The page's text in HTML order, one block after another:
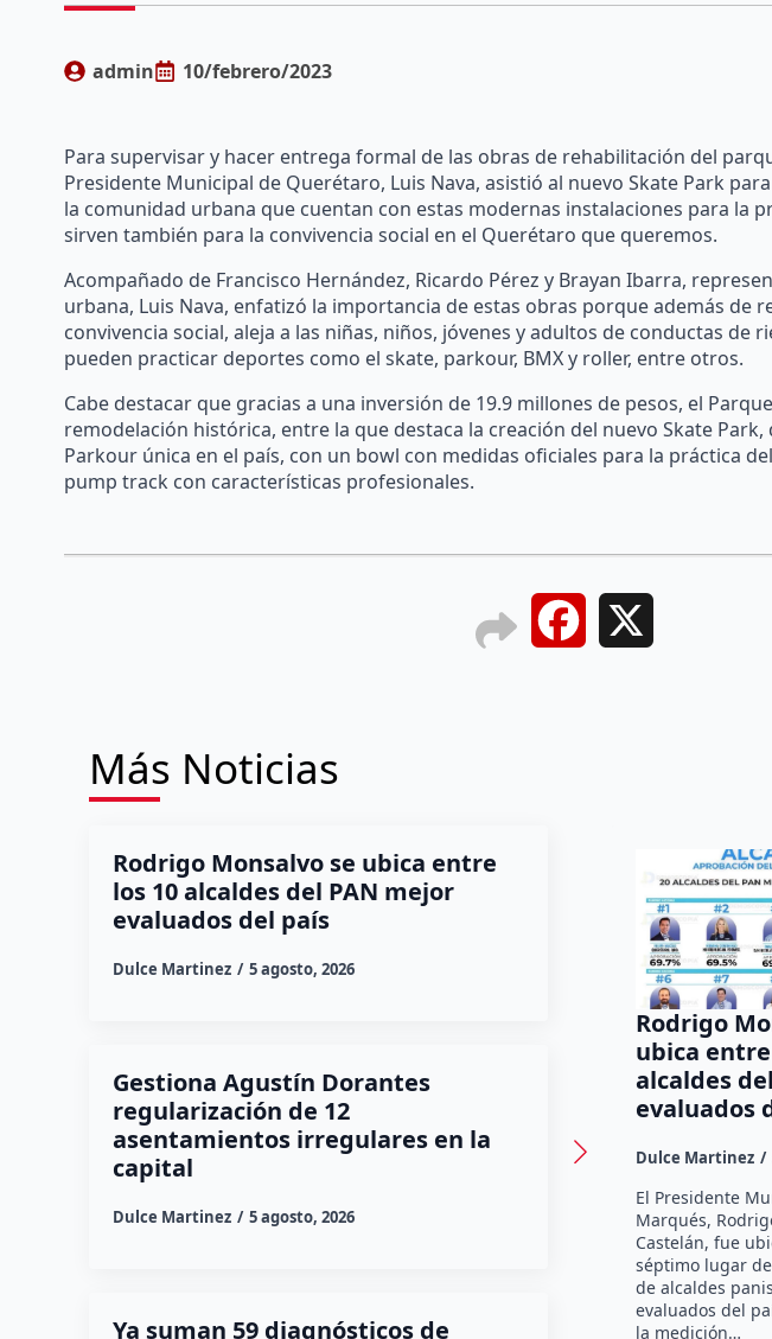
admin 10/febrero/2023
Para supervisar y hacer entrega formal de las obras de rehabilitación del
Presidente Municipal de Querétaro, Luis Nava, asistió al nuevo Skate Park
la comunidad urbana que cuentan con estas modernas instalaciones para la
sirven también para la convivencia social en el Querétaro que queremos.
Acompañado de Francisco Hernández, Ricardo Pérez y Brayan Ibarra,
urbana, Luis Nava, enfatizó la importancia de estas obras porque además de
convivencia social, aleja a las niñas, niños, jóvenes y adultos de conductas de
pueden practicar deportes como el skate, parkour, BMX y roller, entre otros.
Cabe destacar que gracias a una inversión de 19.9 millones de pesos, el
remodelación histórica, entre la que destaca la creación del nuevo Skate
Parkour única en el país, con un bowl con medidas oficiales para la práctica
pump track con características profesionales.
Facebook
Más Noticias
Rodrigo Monsalvo se ubica entre
los 10 alcaldes del PAN mejor
evaluados del país
Dulce Martinez 5 agosto, 2026
Gestiona Agustín Dorantes
regularización de 12
asentamientos irregulares en la
capital
Dulce Martinez 5 agosto, 2026
Ya suman 59 diagnósticos de
Rodrigo
ubica
alcaldes
evaluados
Dulce Martinez
El Presidente
Marqués,
Castelán, fue
séptimo lugar
de alcaldes
evaluados del
la medición…